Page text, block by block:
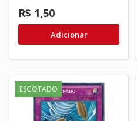
R$ 1,50
Adicionar
ESGOTADO